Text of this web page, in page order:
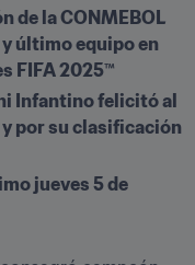
de la CONMEBOL
y último equipo en
FIFA 2025™
Infantino felicitó al
por su clasificación
jueves 5 de